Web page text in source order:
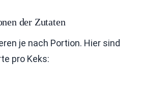
der Zutaten
je nach Portion. Hier sind
pro Keks: